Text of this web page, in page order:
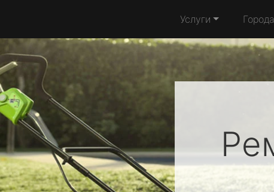
Услуги Города